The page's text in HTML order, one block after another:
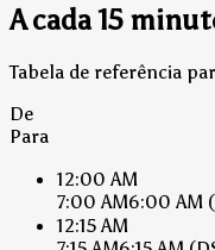
A cada 15
Tabela de referência
De
Para
12:00 AM
7:00 AM6:00 AM
12:15 AM